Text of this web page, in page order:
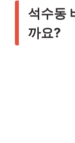
석수동
까요?